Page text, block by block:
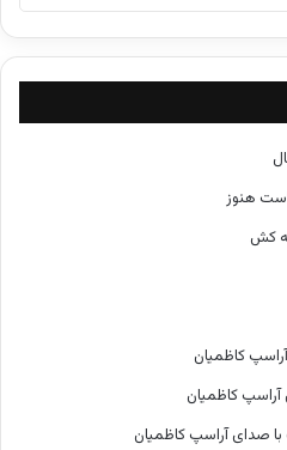
هنوز
کش
کاظمیان
کاظمیان
صدای آراسپ کاظمیان